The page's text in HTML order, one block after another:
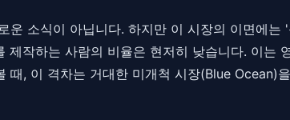
운 소식이 아닙니다. 하지만 이 시장의 이면에
제작하는 사람의 비율은 현저히 낮습니다. 이
때, 이 격차는 거대한 미개척 시장(Blue Ocean)